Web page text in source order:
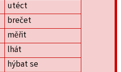
utéct
brečet
měřit
lhát
hýbat se